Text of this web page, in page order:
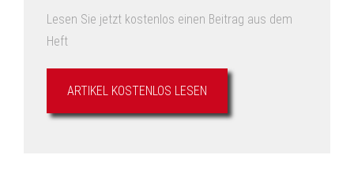
Lesen Sie jetzt kostenlos einen Beitrag aus dem
Heft
ARTIKEL KOSTENLOS LESEN